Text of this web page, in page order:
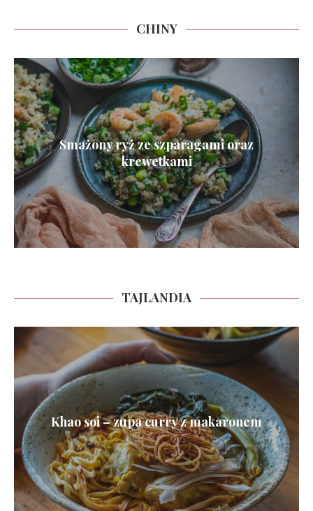
CHINY
Smażony ryż ze szparagami oraz
krewetkami
TAJLANDIA
Khao soi – zupa curry z makaronem